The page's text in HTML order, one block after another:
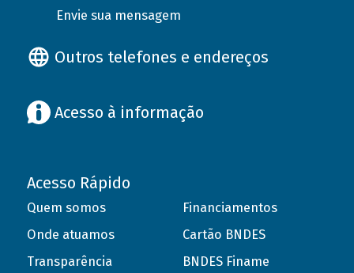
Envie sua mensagem
Outros telefones e endereços
Acesso à informação
Acesso Rápido
Quem somos
Onde atuamos
Transparência
Financiamentos
Cartão BNDES
BNDES Finame